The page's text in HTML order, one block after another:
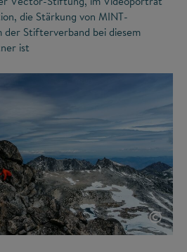
die Stärkung von MINT-
der Stifterverband bei diesem
ist
©